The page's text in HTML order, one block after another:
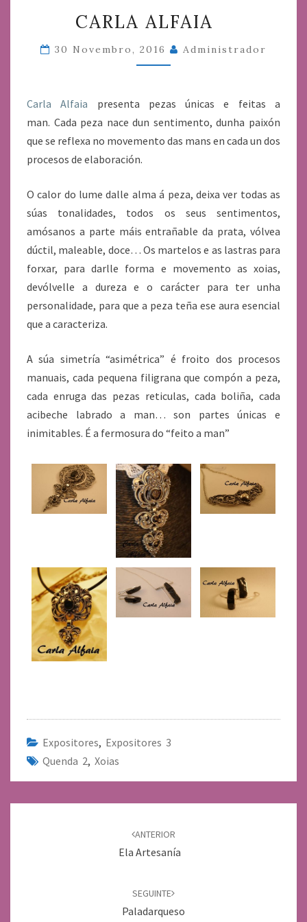
ALFAIA
CARLA ALFAIA
30 Novembro, 2016 Administrador
Carla Alfaia presenta pezas únicas e feitas a
man. Cada peza nace dun sentimento, dunha paixón
que se reflexa no movemento das mans en cada un dos
procesos de elaboración.
O calor do lume dalle alma á peza, deixa ver todas as
súas tonalidades, todos os seus sentimentos,
amósanos a parte máis entrañable da prata, vólvea
dúctil, maleable, doce… Os martelos e as lastras para
forxar, para darlle forma e movemento as xoias,
devólvelle a dureza e o carácter para ter unha
personalidade, para que a peza teña ese aura esencial
que a caracteriza.
A súa simetría “asimétrica” é froito dos procesos
manuais, cada pequena filigrana que compón a peza,
cada enruga das pezas reticulas, cada boliña, cada
acibeche labrado a man… son partes únicas e
inimitables. É a fermosura do “feito a man”
Expositores, Expositores 3
Quenda 2, Xoias
ANTERIOR
Ela Artesanía
SEGUINTE
Paladarqueso